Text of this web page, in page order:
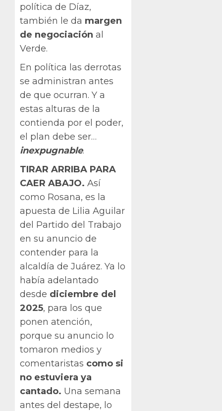
política de Díaz,
también le da margen
de negociación al
Verde.
En política las derrotas
se administran antes
de que ocurran. Y a
estas alturas de la
contienda por el poder,
el plan debe ser…
inexpugnable.
TIRAR ARRIBA PARA
CAER ABAJO. Así
como Rosana, es la
apuesta de Lilia Aguilar
del Partido del Trabajo
en su anuncio de
contender para la
alcaldía de Juárez. Ya lo
había adelantado
desde diciembre del
2025, para los que
ponen atención,
porque su anuncio lo
tomaron medios y
comentaristas como si
no estuviera ya
cantado. Una semana
antes del destape, lo